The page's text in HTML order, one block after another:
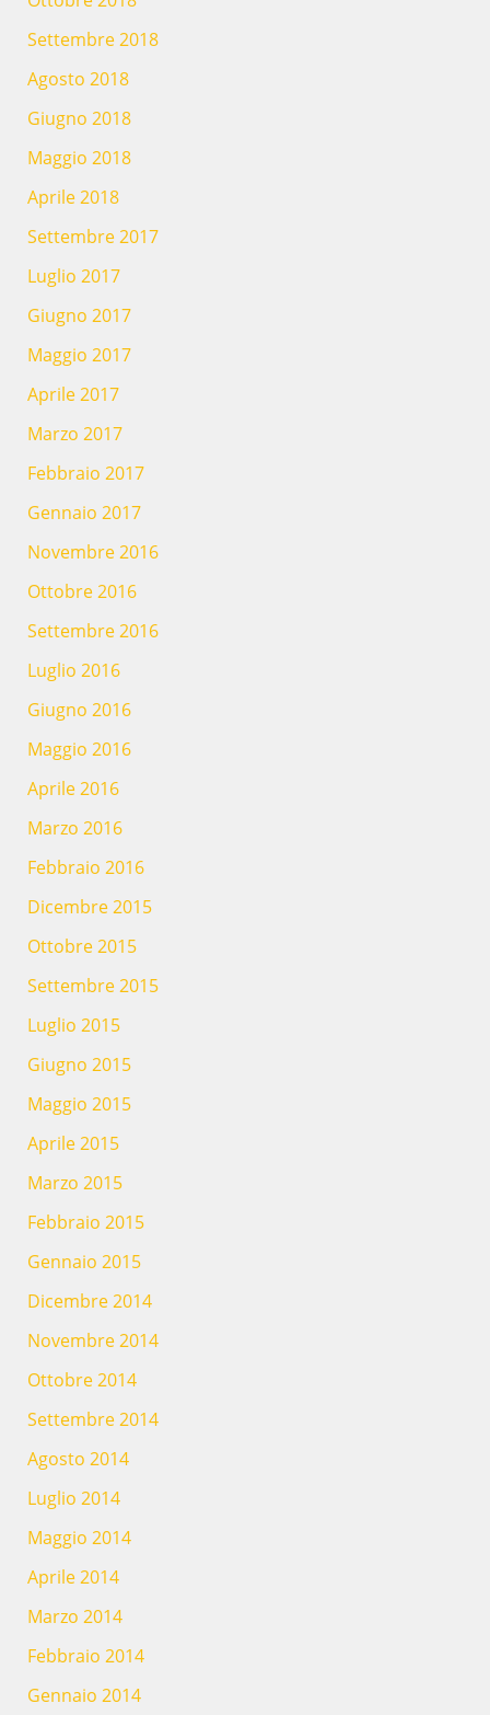
Settembre 2018
Agosto 2018
Giugno 2018
Maggio 2018
Aprile 2018
Settembre 2017
Luglio 2017
Giugno 2017
Maggio 2017
Aprile 2017
Marzo 2017
Febbraio 2017
Gennaio 2017
Novembre 2016
Ottobre 2016
Settembre 2016
Luglio 2016
Giugno 2016
Maggio 2016
Aprile 2016
Marzo 2016
Febbraio 2016
Dicembre 2015
Ottobre 2015
Settembre 2015
Luglio 2015
Giugno 2015
Maggio 2015
Aprile 2015
Marzo 2015
Febbraio 2015
Gennaio 2015
Dicembre 2014
Novembre 2014
Ottobre 2014
Settembre 2014
Agosto 2014
Luglio 2014
Maggio 2014
Aprile 2014
Marzo 2014
Febbraio 2014
Gennaio 2014